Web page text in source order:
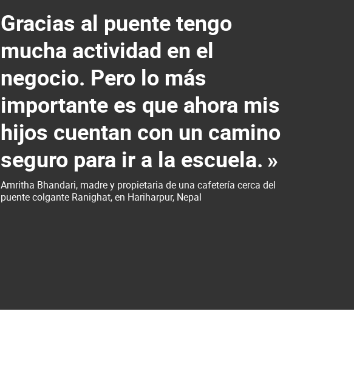
Gracias al puente tengo
mucha actividad en el
negocio. Pero lo más
importante es que ahora mis
hijos cuentan con un camino
seguro para ir a la escuela. »
Amritha Bhandari, madre y propietaria de una cafetería cerca del
puente colgante Ranighat, en Hariharpur, Nepal